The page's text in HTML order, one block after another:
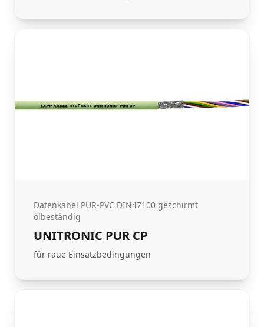
Datenkabel PUR-PVC DIN47100 geschirmt
ölbeständig
UNITRONIC PUR CP
für raue Einsatzbedingungen